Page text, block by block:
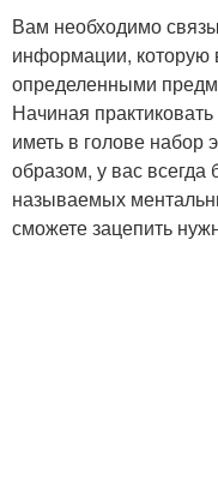
Вам необходимо
информации, которую
определенными
Начиная
иметь в голове набор
образом, у вас
называемых
сможете зацепить